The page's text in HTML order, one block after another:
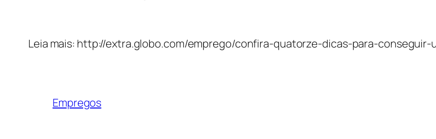
Leia mais: http://extra.globo.com/emprego/confira-quatorze-dicas-para-conseguir-
Empregos